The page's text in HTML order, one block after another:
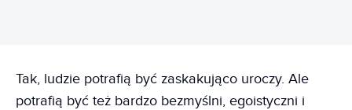
Tak, ludzie potrafią być zaskakująco uroczy. Ale
potrafią być też bardzo bezmyślni, egoistyczni i